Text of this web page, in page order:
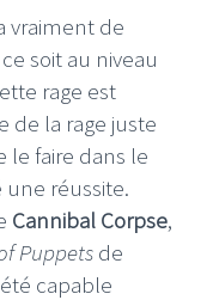
vraiment de
soit au niveau
rage est
de la rage juste
le faire dans le
une réussite.
Cannibal Corpse,
Puppets de
capable